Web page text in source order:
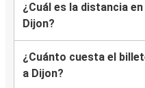
¿Cuál es la distancia
Dijon?
¿Cuánto cuesta el
a Dijon?